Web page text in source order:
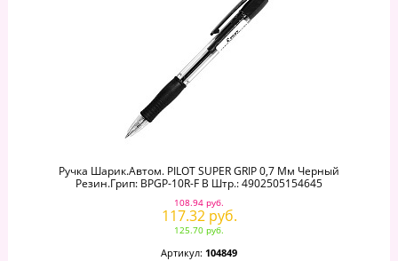
Ручка Шарик.автом. PILOT SUPER GRIP 0,7 Мм Черный
Резин.грип: BPGP-10R-F B Штр.: 4902505154645
108.94 руб.
117.32 руб.
125.70 руб.
Артикул: 104849